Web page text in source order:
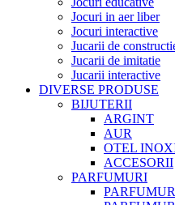
Jocuri in aer liber
Jocuri interactive
Jucarii de
Jucarii de imitatie
Jucarii interactive
DIVERSE PRODUSE
BIJUTERII
ARGINT
AUR
OTEL
ACCESORII
PARFUMURI